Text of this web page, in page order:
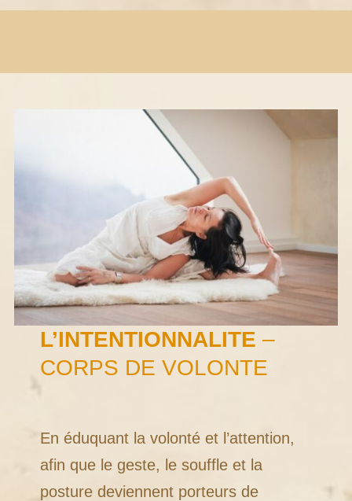
L’INTENTIONNALITE –
CORPS DE VOLONTE
En éduquant la volonté et l’attention,
afin que le geste, le souffle et la
posture deviennent porteurs de